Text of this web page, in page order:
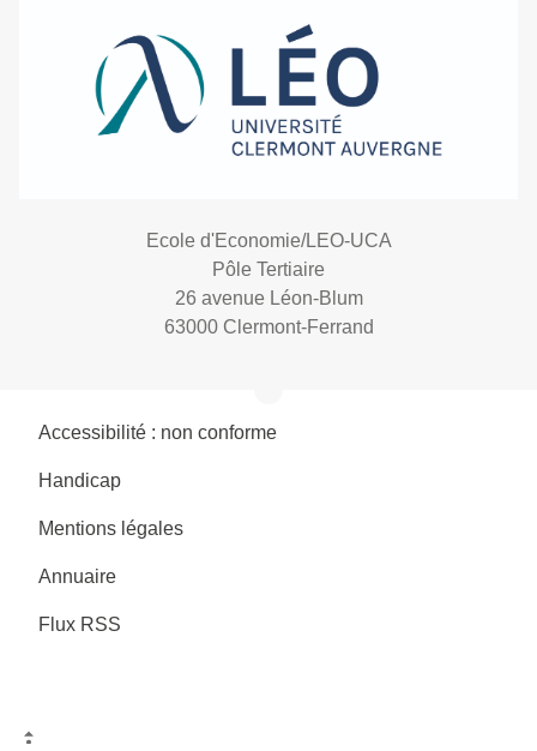
Ecole d'Economie/LEO-UCA
Pôle Tertiaire
26 avenue Léon-Blum
63000 Clermont-Ferrand
Accessibilité : non conforme
Handicap
Mentions légales
Annuaire
Flux RSS